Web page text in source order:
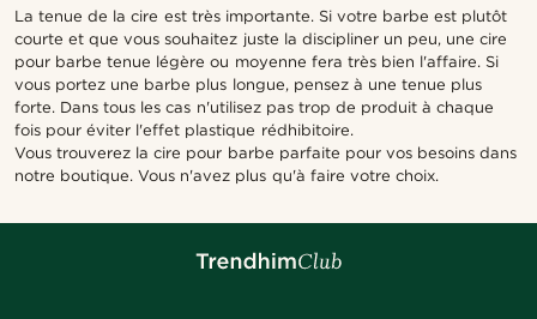
La tenue de la cire est très importante. Si votre barbe est plutôt
courte et que vous souhaitez juste la discipliner un peu, une cire
pour barbe tenue légère ou moyenne fera très bien l'affaire. Si
vous portez une barbe plus longue, pensez à une tenue plus
forte. Dans tous les cas n'utilisez pas trop de produit à chaque
fois pour éviter l'effet plastique rédhibitoire.
Vous trouverez la cire pour barbe parfaite pour vos besoins dans
notre boutique. Vous n'avez plus qu'à faire votre choix.